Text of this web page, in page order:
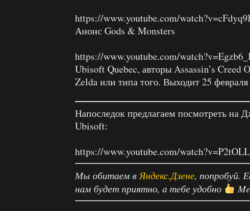
https://www.youtube.com/
Анонс Gods & Monsters
https://www.youtube.com/
Ubisoft Quebec, авторы Assassin’s Creed
Zelda или типа того. Выходит 25
Напоследок предлагаем посмотреть на
Ubisoft:
https://www.youtube.com/
Мы обитаем в Яндекс.Дзене, попробуй.
нам будет приятно, а тебе удобно